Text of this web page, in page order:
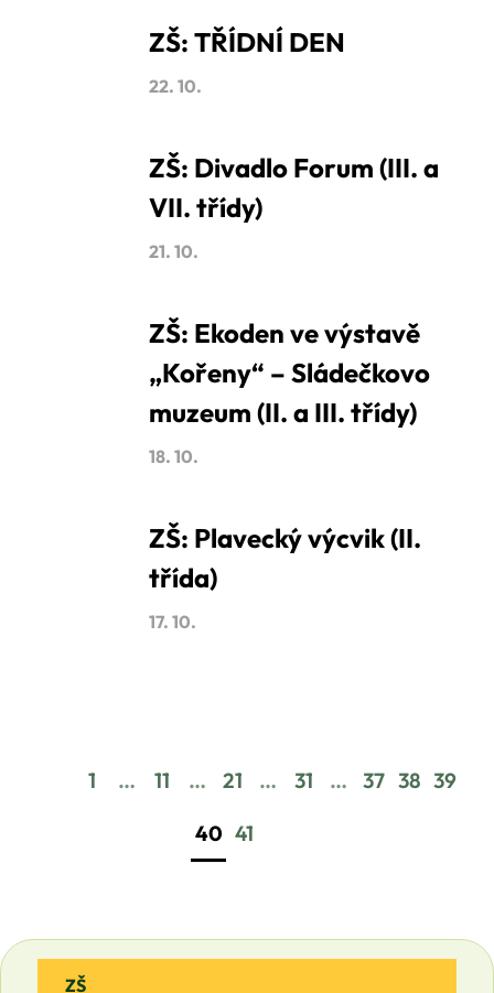
ZŠ: TŘÍDNÍ DEN
22. 10.
ZŠ: Divadlo Forum (III. a
VII. třídy)
21. 10.
ZŠ: Ekoden ve výstavě
„Kořeny“ – Sládečkovo
muzeum (II. a III. třídy)
18. 10.
ZŠ: Plavecký výcvik (II.
třída)
17. 10.
1 … 11 … 21 … 31 … 37 38 39
40 41
ZŠ